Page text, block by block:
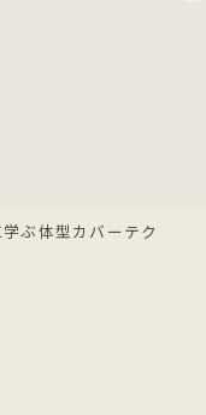
ぶ体型カバーテク